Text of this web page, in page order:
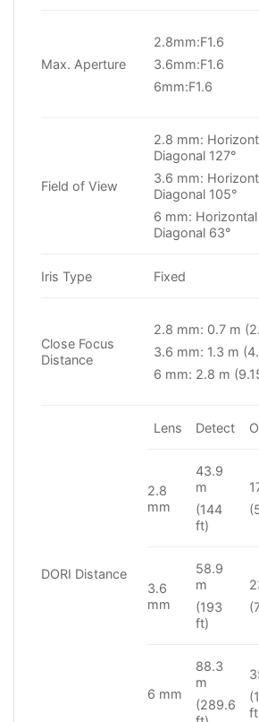
Max. Aperture
2.8mm:F1.6
3.6mm:F1.6
6mm:F1.6
Field of View
2.8 mm:
Diagonal 127°
3.6 mm:
Diagonal 105°
6 mm: Horizontal
Diagonal 63°
Iris Type Fixed
Close Focus
Distance
2.8 mm: 0.7 m
3.6 mm: 1.3 m
6 mm: 2.8 m
DORI Distance
Lens Detect
2.8
mm
43.9
m
(144
ft)
3.6
mm
58.9
m
(193
ft)
6 mm
88.3
m
(289.6